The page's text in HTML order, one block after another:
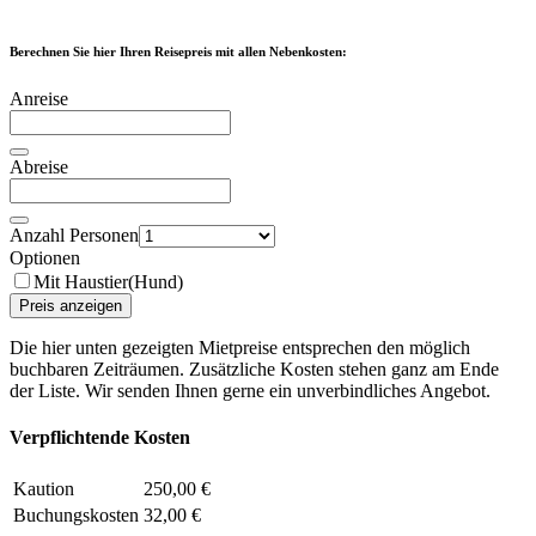
Berechnen Sie hier Ihren Reisepreis mit allen Nebenkosten:
Anreise
Abreise
Anzahl Personen
Optionen
Mit Haustier(Hund)
Preis anzeigen
Die hier unten gezeigten Mietpreise entsprechen den möglich
buchbaren Zeiträumen. Zusätzliche Kosten stehen ganz am Ende
der Liste. Wir senden Ihnen gerne ein unverbindliches Angebot.
Verpflichtende Kosten
Kaution
250,00 €
Buchungskosten 32,00 €